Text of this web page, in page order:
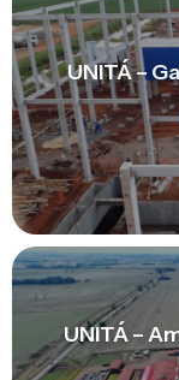
UNITÁ –
UNITÁ –